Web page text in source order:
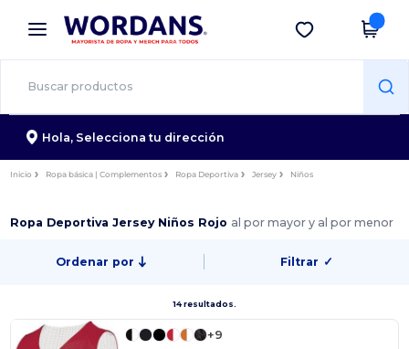
× App de Wordans
¡Mejores precios en app!
Descargar app
Hola, Selecciona tu dirección
Inicio Ropa básica | Complementos Ropa Deportiva Jersey Niños
Ropa Deportiva Jersey Niños Rojo al por mayor y al por menor
Ordenar por Filtrar ✓
14 resultados.
+9